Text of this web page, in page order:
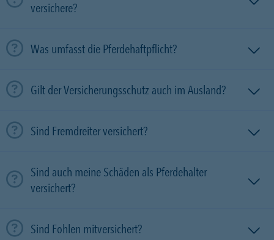
versichere?
Was umfasst die Pferdehaftpflicht?
Gilt der Versicherungsschutz auch im Ausland?
Sind Fremdreiter versichert?
Sind auch meine Schäden als Pferdehalter
versichert?
Sind Fohlen mitversichert?